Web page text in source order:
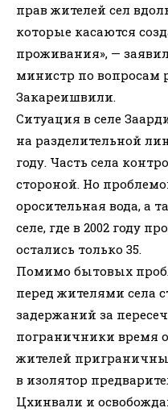
прав жителей сел
которые касаются
проживания», —
министр по вопросам
Закареишвили.
Ситуация в селе
на разделительной
году. Часть села
стороной. Но
оросительная вода, а
селе, где в 2002 году
остались только 35.
Помимо бытовых
перед жителями села
задержаний за
пограничники время
жителей
в изолятор
Цхинвали и